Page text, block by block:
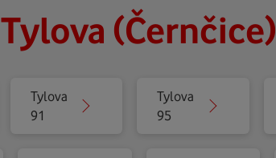
Tylova (Černčice)
Tylova
91
Tylova
95